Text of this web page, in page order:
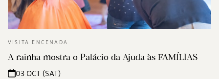
VISITA ENCENADA
A rainha mostra o Palácio da Ajuda às FAMÍLIAS
03 OCT (SAT)